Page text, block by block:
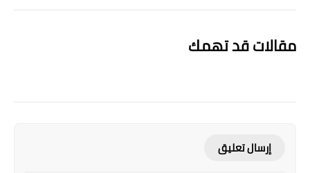
مقالات قد تهمك
إرسال تعليق